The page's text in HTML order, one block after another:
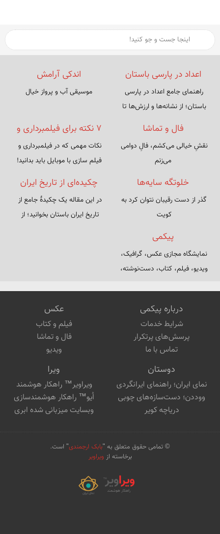
جست و
اعداد در پارسی باستان
راهنمای جامع اعداد در پارسی
باستان؛ از نشانه‌ها و ارزش‌ها تا
سیستم‌های امروز.
اندکی آرامش
موسیقی آب و پرواز خیال
فال و تماشا
نقشِ خیالی می‌کشم، فالِ دوامی
می‌زنم
۷ نکته برای فیلمبرداری و
فیلم سازی با موبایل
نکات مهمی که در فیلمبرداری و
فیلم سازی با موبایل باید بدانید!
خلوتگه سایه‌ها
گذر از دست رقیبان نتوان کرد به
باشم
چکیده‌ای از تاریخ ایران
باستان
در این مقاله یک چکیدهٔ جامع از
تاریخ ایران باستان بخوانید؛ از
پیکمی
نمایشگاه مجازی عکس، گرافیک،
ویدیو، فیلم، کتاب، دست‌نوشته،
درباره پیکمی
شرایط خدمات
پرسش‌های پرتکرار
تماس با ما
عکس
فیلم و کتاب
فال و تماشا
ویدیو
دوستان
نمای ایران؛ راهنمای ایرانگردی
ووددن؛ دست‌سازه‌های چوبی
دریاچه کویر
ویرا
ویراویر™ راهکار هوشمند
اُیو™ راهکار هوشمندسازی
وبسایت میزبانی شده ابری
© تمامی حقوق متعلق به "بابک ارجمندی" است.
برخاسته از ویراویر